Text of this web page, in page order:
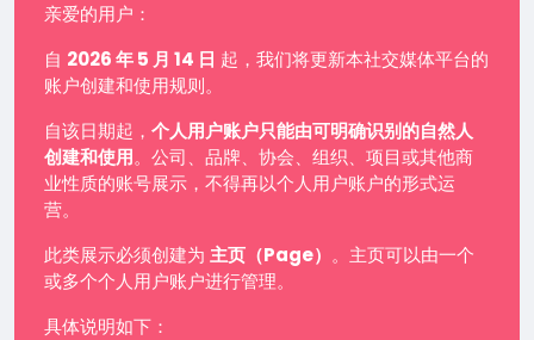
亲爱的用户：
自 2026 年 5 月 14 日 起，我们将更新本社交媒体平台的
账户创建和使用规则。
自该日期起， 个人用户账户只能由可明确识别的自然人
创建和使用。公司、品牌、协会、组织、项目或其他商
业性质的账号展示，不得再以个人用户账户的形式运
营。
此类展示必须创建为 主页（Page） 。主页可以由一个
或多个个人用户账户进行管理。
具体说明如下：